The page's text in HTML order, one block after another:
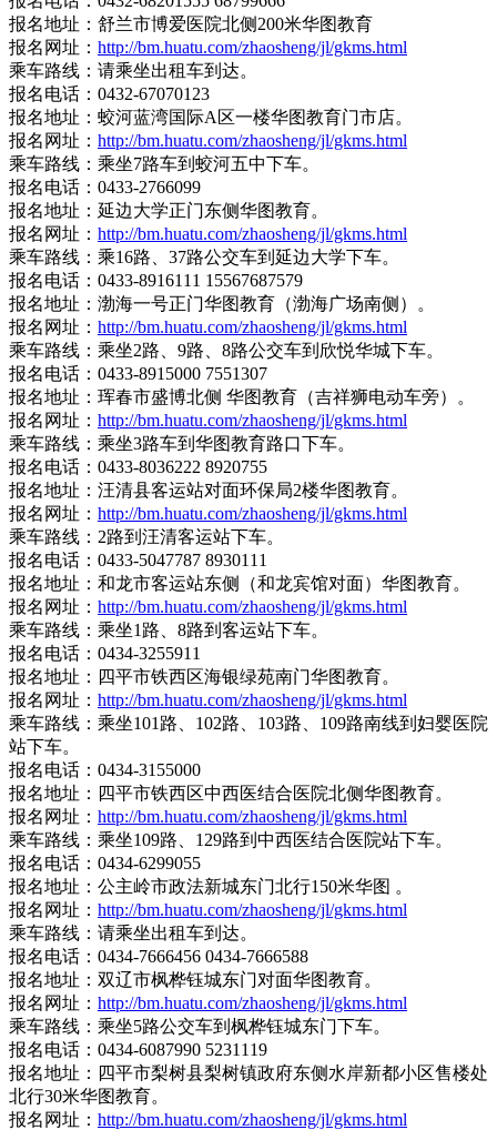
报名地址：舒兰市博爱医院北侧200米华图教育
报名网址： http://bm.huatu.com/zhaosheng/jl/gkms.html
乘车路线：请乘坐出租车到达。
报名电话：0432-67070123
报名地址：蛟河蓝湾国际A区一楼华图教育门市店。
报名网址： http://bm.huatu.com/zhaosheng/jl/gkms.html
乘车路线：乘坐7路车到蛟河五中下车。
报名电话：0433-2766099
报名地址：延边大学正门东侧华图教育。
报名网址： http://bm.huatu.com/zhaosheng/jl/gkms.html
乘车路线：乘16路、37路公交车到延边大学下车。
报名电话：0433-8916111 15567687579
报名地址：渤海一号正门华图教育（渤海广场南侧）。
报名网址： http://bm.huatu.com/zhaosheng/jl/gkms.html
乘车路线：乘坐2路、9路、8路公交车到欣悦华城下车。
报名电话：0433-8915000 7551307
报名地址：珲春市盛博北侧 华图教育（吉祥狮电动车旁）。
报名网址： http://bm.huatu.com/zhaosheng/jl/gkms.html
乘车路线：乘坐3路车到华图教育路口下车。
报名电话：0433-8036222 8920755
报名地址：汪清县客运站对面环保局2楼华图教育。
报名网址： http://bm.huatu.com/zhaosheng/jl/gkms.html
乘车路线：2路到汪清客运站下车。
报名电话：0433-5047787 8930111
报名地址：和龙市客运站东侧（和龙宾馆对面）华图教育。
报名网址： http://bm.huatu.com/zhaosheng/jl/gkms.html
乘车路线：乘坐1路、8路到客运站下车。
报名电话：0434-3255911
报名地址：四平市铁西区海银绿苑南门华图教育。
报名网址： http://bm.huatu.com/zhaosheng/jl/gkms.html
乘车路线：乘坐101路、102路、103路、109路南线到妇婴医院
站下车。
报名电话：0434-3155000
报名地址：四平市铁西区中西医结合医院北侧华图教育。
报名网址： http://bm.huatu.com/zhaosheng/jl/gkms.html
乘车路线：乘坐109路、129路到中西医结合医院站下车。
报名电话：0434-6299055
报名地址：公主岭市政法新城东门北行150米华图 。
报名网址： http://bm.huatu.com/zhaosheng/jl/gkms.html
乘车路线：请乘坐出租车到达。
报名电话：0434-7666456 0434-7666588
报名地址：双辽市枫桦钰城东门对面华图教育。
报名网址： http://bm.huatu.com/zhaosheng/jl/gkms.html
乘车路线：乘坐5路公交车到枫桦钰城东门下车。
报名电话：0434-6087990 5231119
报名地址：四平市梨树县梨树镇政府东侧水岸新都小区售楼处
北行30米华图教育。
报名网址： http://bm.huatu.com/zhaosheng/jl/gkms.html